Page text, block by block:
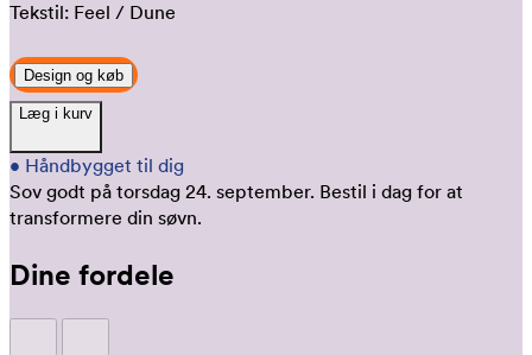
Tekstil: Feel / Dune
Design og køb
Læg i kurv
• Håndbygget til dig
Sov godt på torsdag 24. september. Bestil i dag for at
transformere din søvn.
Dine fordele